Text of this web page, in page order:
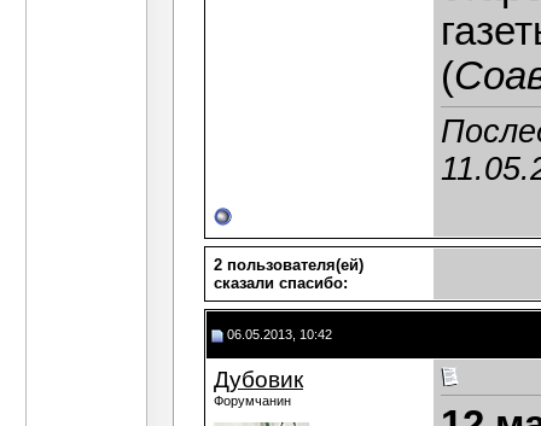
(
2 пользователя(ей)
сказали cпасибо:
06.05.2013, 10:42
Дубовик
Форумчанин